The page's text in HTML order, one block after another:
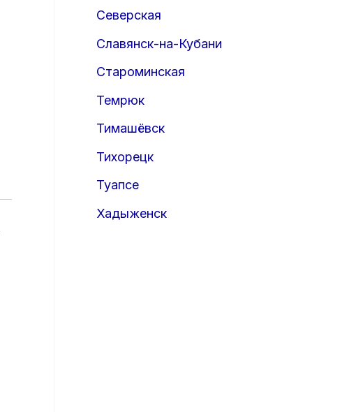
Северская
Славянск-на-Кубани
Староминская
Темрюк
Тимашёвск
Тихорецк
Туапсе
Хадыженск